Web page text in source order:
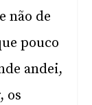
não de
pouco
andei,
os